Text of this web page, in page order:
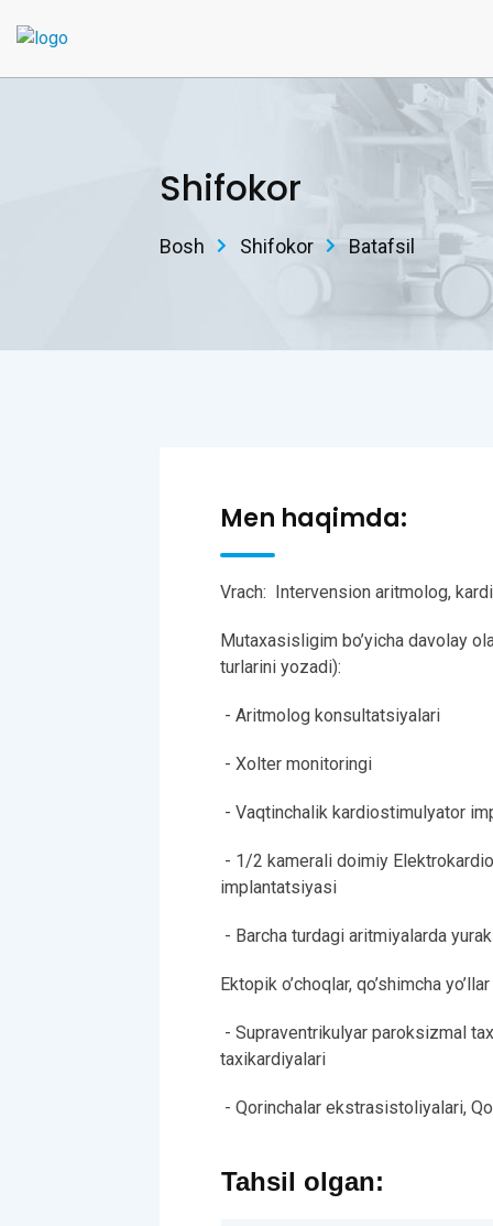
Shifokor
Bosh Shifokor Batafsil
Men haqimda:
Vrach: Intervension aritmolog,
Mutaxasisligim bo’yicha davolay
turlarini yozadi):
- Aritmolog konsultatsiyalari
- Xolter monitoringi
- Vaqtinchalik kardiostimulyator
- 1/2 kamerali doimiy
implantatsiyasi
- Barcha turdagi aritmiyalarda
Ektopik o’choqlar, qo’shimcha
- Supraventrikulyar paroksizmal
taxikardiyalari
- Qorinchalar ekstrasistoliyalari,
Tahsil olgan: